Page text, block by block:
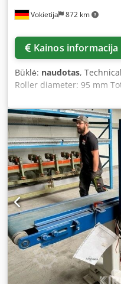
Vokietija 872 km
Kainos informacija
Būklė: naudotas,
Roller diameter: 95 mm
Dsdpfx Aou Nkv Tskqsck
Dimensions (L x W x H):
roller conveyors are
angle iron construction -
2.15A at 1400 rpm) -
4100 x 1200 mm